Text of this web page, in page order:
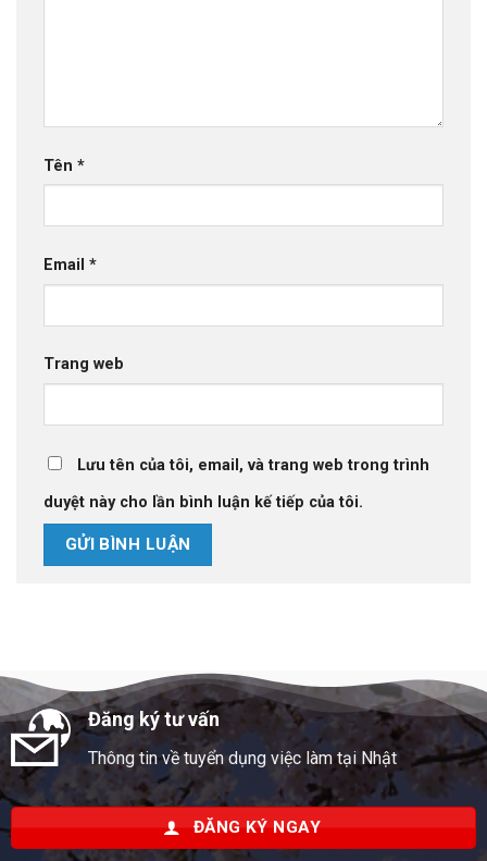
Tên *
Email *
Trang web
Lưu tên của tôi, email, và trang web trong trình
duyệt này cho lần bình luận kế tiếp của tôi.
Đăng ký tư vấn
Thông tin về tuyển dụng việc làm tại Nhật
ĐĂNG KÝ NGAY